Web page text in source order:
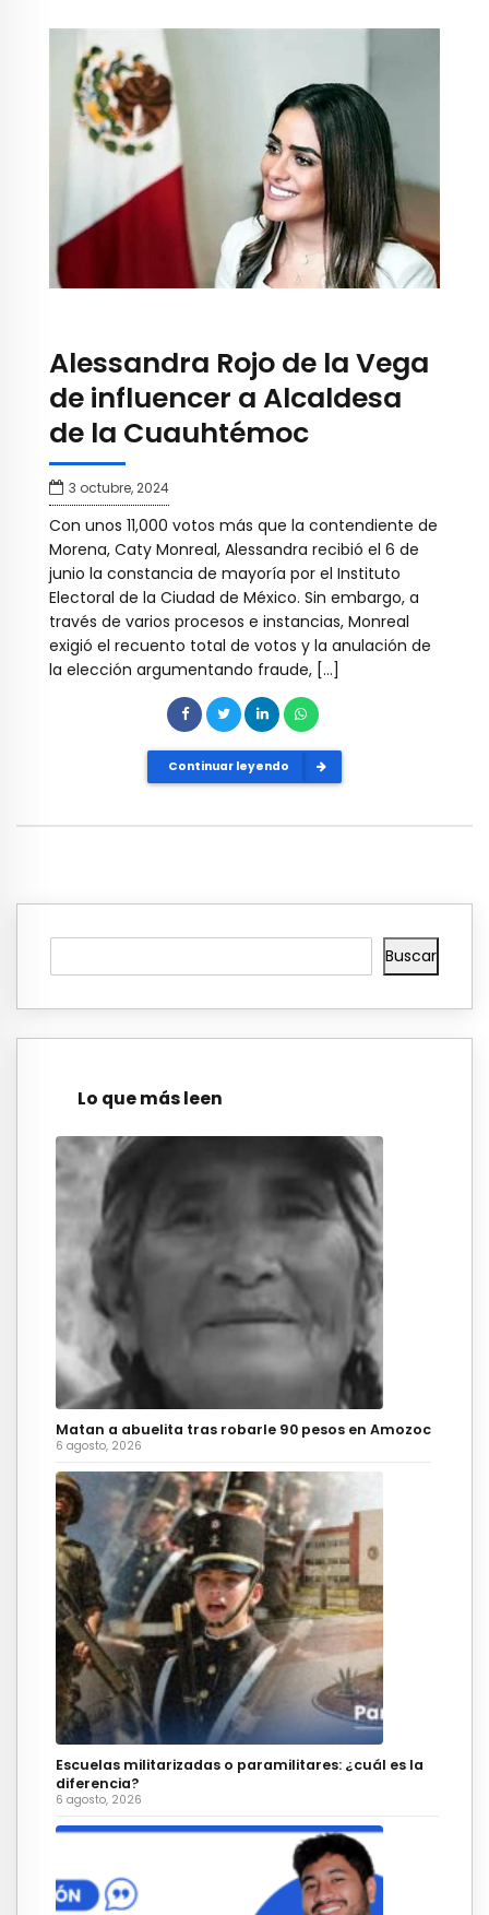
Alessandra Rojo de la Vega
de influencer a Alcaldesa
de la Cuauhtémoc
3 octubre, 2024
Con unos 11,000 votos más que la contendiente de
Morena, Caty Monreal, Alessandra recibió el 6 de
junio la constancia de mayoría por el Instituto
Electoral de la Ciudad de México. Sin embargo, a
través de varios procesos e instancias, Monreal
exigió el recuento total de votos y la anulación de
la elección argumentando fraude, […]
Continuar leyendo
Buscar
Lo que más leen
Matan a abuelita tras robarle 90 pesos en Amozoc
6 agosto, 2026
Escuelas militarizadas o paramilitares: ¿cuál es la
diferencia?
6 agosto, 2026